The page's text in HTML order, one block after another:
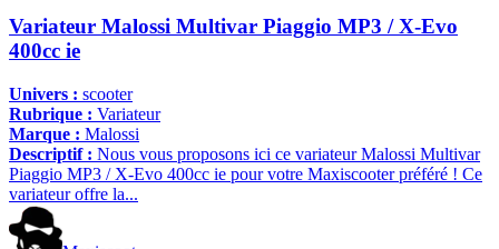
Variateur Malossi Multivar Piaggio MP3 / X-Evo
400cc ie
Univers : scooter
Rubrique : Variateur
Marque : Malossi
Descriptif : Nous vous proposons ici ce variateur Malossi Multivar
Piaggio MP3 / X-Evo 400cc ie pour votre Maxiscooter préféré ! Ce
variateur offre la...